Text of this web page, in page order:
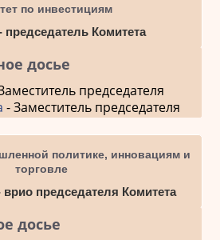
по инвестициям
председатель Комитета
досье
председателя
- Заместитель председателя
политике, инновациям и
торговле
председателя Комитета
досье